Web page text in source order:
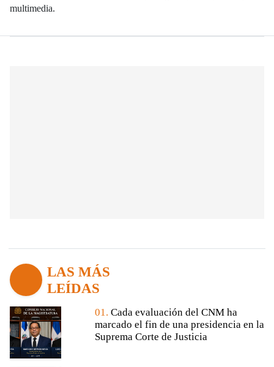
multimedia.
LAS MÁS
LEÍDAS
01. Cada evaluación del CNM ha
marcado el fin de una presidencia en la
Suprema Corte de Justicia